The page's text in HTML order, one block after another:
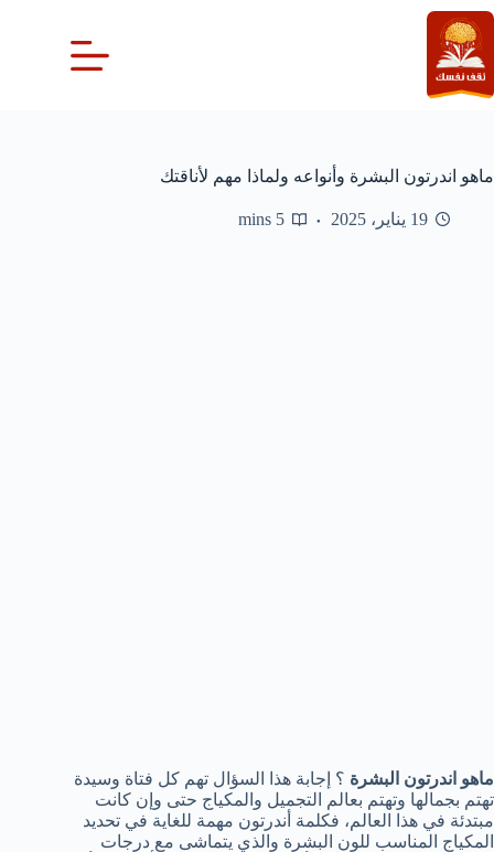
التجاوز
إلى
المحتوى
ماهو اندرتون البشرة وأنواعه ولماذا مهم لأناقتك
19 يناير، 2025 5 mins
ماهو اندرتون البشرة ؟ إجابة هذا السؤال تهم كل فتاة وسيدة
تهتم بجمالها وتهتم بعالم التجميل والمكياج حتى وإن كانت
مبتدئة في هذا العالم، فكلمة أندرتون مهمة للغاية في تحديد
المكياج المناسب للون البشرة والذي يتماشى مع درجات